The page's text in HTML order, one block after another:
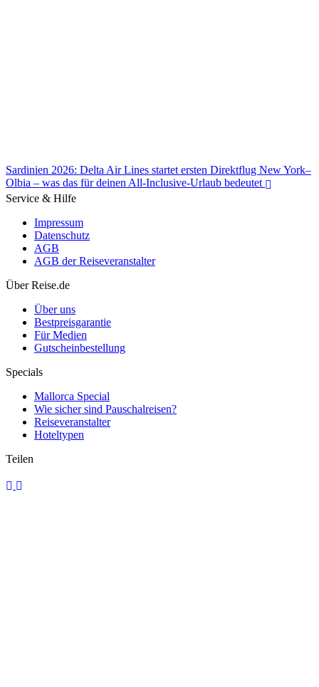
Sardinien 2026: Delta Air Lines startet ersten Direktflug New York–
Olbia – was das für deinen All-Inclusive-Urlaub bedeutet
Sardinien 2026: Delta Air Lines startet ersten Direktflug New York–
Olbia – was das für deinen All-Inclusive-Urlaub bedeutet
Service & Hilfe
Impressum
Datenschutz
AGB
AGB der Reiseveranstalter
Über Reise.de
Über uns
Bestpreisgarantie
Für Medien
Gutscheinbestellung
Specials
Mallorca Special
Wie sicher sind Pauschalreisen?
Reiseveranstalter
Hoteltypen
Teilen